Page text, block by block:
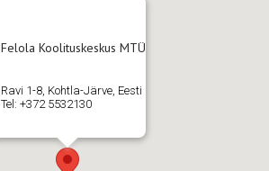
Felola Koolituskeskus MTÜ
Ravi 1-8, Kohtla-Järve, Eesti
Tel: +372 5532130